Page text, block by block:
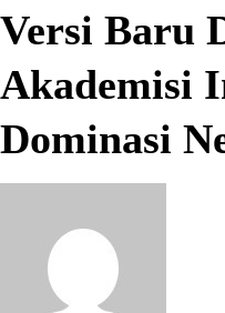
Versi Baru
Akademisi
Dominasi